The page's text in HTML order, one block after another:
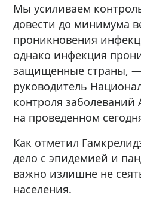
Мы усиливаем
довести до минимума
проникновения
однако инфекция
защищенные страны, —
руководитель
контроля
на проведенном
Как отметил
дело с эпидемией и
важно излишне не
населения.